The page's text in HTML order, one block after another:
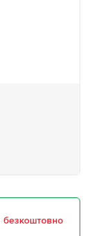
безкоштовно